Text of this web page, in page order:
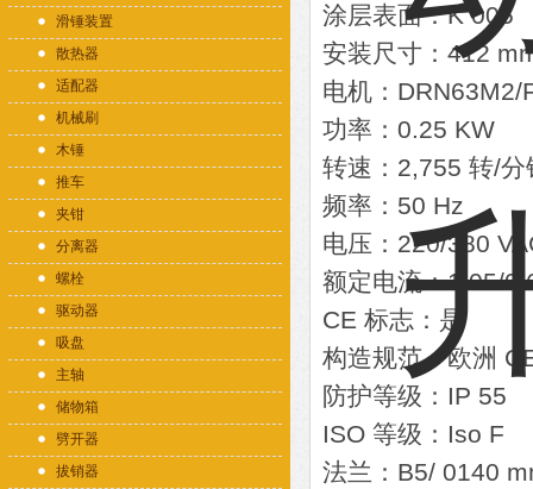
滑锤装置
散热器
适配器
机械刷
木锤
推车
夹钳
分离器
螺栓
驱动器
吸盘
主轴
储物箱
劈开器
拔销器
涂层表面：K 005
安装尺寸：412
电机：DRN63M2/
功率：0.25 KW
转速：2,755 转/分
频率：50 Hz
电压：220/380
额定电流：1.05/
CE 标志：是
构造规范：欧洲
防护等级：IP 55
ISO 等级：Iso F
法兰：B5/ 0140